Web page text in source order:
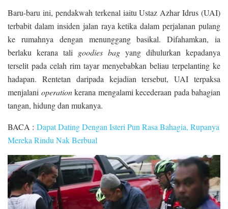
Baru-baru ini, pendakwah terkenal iaitu Ustaz Azhar Idrus (UAI)
terbabit dalam insiden jalan raya ketika dalam perjalanan pulang
ke rumahnya dengan menunggang basikal. Difahamkan, ia
berlaku kerana tali goodies bag yang dihulurkan kepadanya
terselit pada celah rim tayar menyebabkan beliau terpelanting ke
hadapan. Rentetan daripada kejadian tersebut, UAI terpaksa
menjalani operationkerana mengalami kecederaan pada bahagian
tangan, hidung dan mukanya.
BACA : Dapat Dating Dengan Isteri Pun Rasa Bahagia, Rupanya
Mereka Rindu Nak Berbual